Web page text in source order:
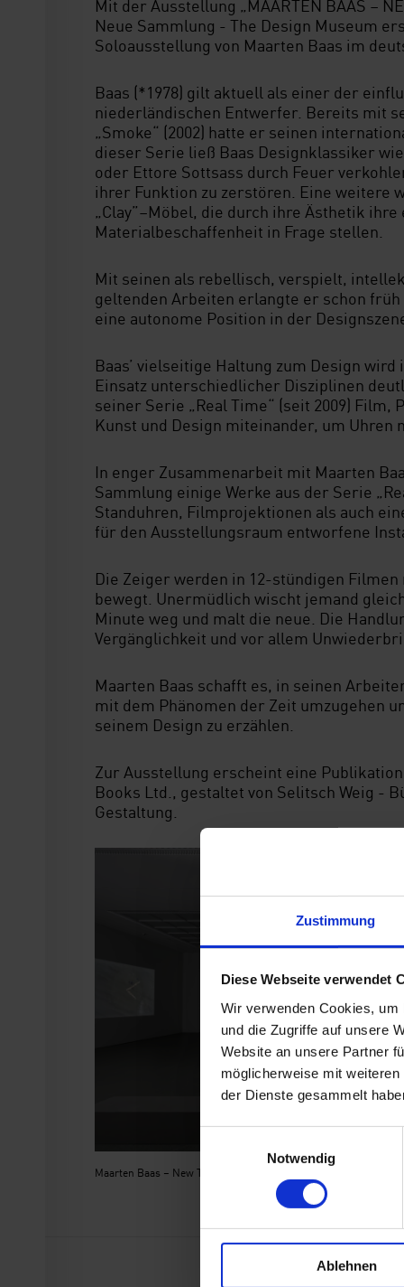
Zustimmung
Diese Webseite verwendet
Wir verwenden Cookies,
und die Zugriffe auf unsere
Website an unsere Partner
möglicherweise mit
der Dienste gesammelt
n
Notwendig
Ablehnen
Neue Sammlung - The Design Museum
Soloausstellung von Maarten Baas im
Baas (*1978) gilt aktuell als einer der
niederländischen Entwerfer. Bereits mit
„Smoke“ (2002) hatte er seinen
dieser Serie ließ Baas Designklassiker
oder Ettore Sottsass durch Feuer
ihrer Funktion zu zerstören. Eine weitere
„Clay”–Möbel, die durch ihre Ästhetik ihre
Materialbeschaffenheit in Frage stellen.
Mit seinen als rebellisch, verspielt,
geltenden Arbeiten erlangte er schon
eine autonome Position in der
Baas’ vielseitige Haltung zum Design
Einsatz unterschiedlicher Disziplinen
seiner Serie „Real Time“ (seit 2009) Film,
Kunst und Design miteinander, um Uhren
In enger Zusammenarbeit mit Maarten
Sammlung einige Werke aus der Serie
Standuhren, Filmprojektionen als auch
für den Ausstellungsraum entworfene
Die Zeiger werden in 12-stündigen
bewegt. Unermüdlich wischt jemand
Minute weg und malt die neue. Die
Vergänglichkeit und vor allem
Maarten Baas schafft es, in seinen
mit dem Phänomen der Zeit umzugehen
seinem Design zu erzählen.
Zur Ausstellung erscheint eine
Books Ltd., gestaltet von Selitsch Weig -
Gestaltung.
Maarten Baas – New Times | Ausstellungstour